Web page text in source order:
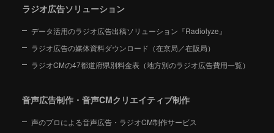
ラジオ広告ソリューション
データ活用のラジオ広告出稿ソリューション『Radiolyze』
ラジオ広告の媒体資料ダウンロード（在京局／在阪局）
ラジオCMの47都道府県別料金表（地方別のラジオ広告費用一覧）
音声広告制作・音声CMクリエイティブ制作
声のプロによる音声広告・ラジオCM制作サービス